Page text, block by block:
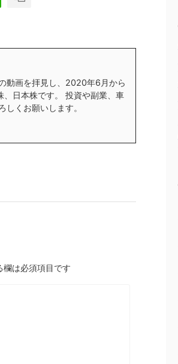
動画を拝見し、2020年6月から
日本株です。 投資や副業、車
くお願いします。
欄は必須項目です